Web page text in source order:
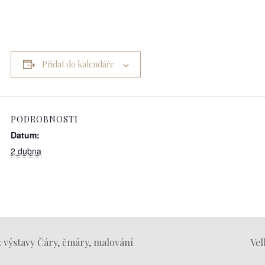
Přidat do kalendáře
PODROBNOSTI
Datum:
2 dubna
výstavy Čáry, čmáry, malování